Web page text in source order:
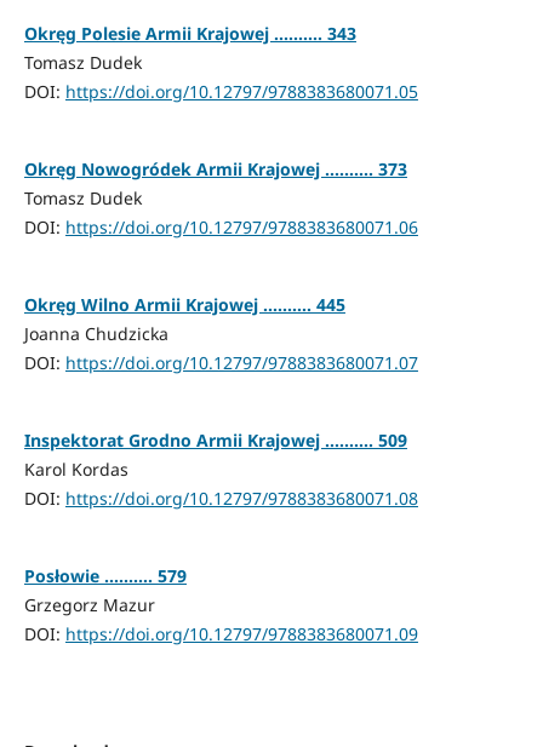
Okręg Polesie Armii Krajowej .......... 343
Tomasz Dudek
DOI: https://doi.org/10.12797/9788383680071.05
Okręg Nowogródek Armii Krajowej .......... 373
Tomasz Dudek
DOI: https://doi.org/10.12797/9788383680071.06
Okręg Wilno Armii Krajowej .......... 445
Joanna Chudzicka
DOI: https://doi.org/10.12797/9788383680071.07
Inspektorat Grodno Armii Krajowej .......... 509
Karol Kordas
DOI: https://doi.org/10.12797/9788383680071.08
Posłowie .......... 579
Grzegorz Mazur
DOI: https://doi.org/10.12797/9788383680071.09